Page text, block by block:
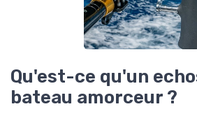
Qu'est-ce qu'un
bateau amorceur ?